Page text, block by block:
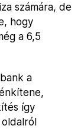
számára, de
hogy
a 6,5
a
így